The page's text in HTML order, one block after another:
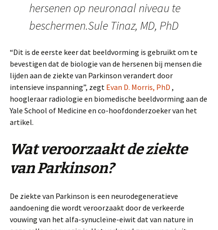
hersenen op neuronaal niveau te
beschermen.Sule Tinaz, MD, PhD
“Dit is de eerste keer dat beeldvorming is gebruikt om te
bevestigen dat de biologie van de hersenen bij mensen die
lijden aan de ziekte van Parkinson verandert door
intensieve inspanning”, zegt Evan D. Morris, PhD ,
hoogleraar radiologie en biomedische beeldvorming aan de
Yale School of Medicine en co-hoofdonderzoeker van het
artikel.
Wat veroorzaakt de ziekte
van Parkinson?
De ziekte van Parkinson is een neurodegeneratieve
aandoening die wordt veroorzaakt door de verkeerde
vouwing van het alfa-synucleïne-eiwit dat van nature in